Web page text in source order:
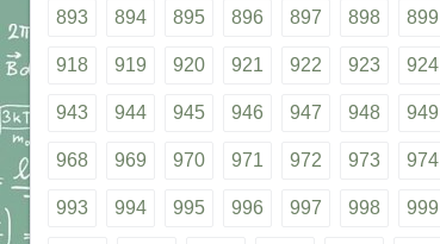
893 894 895 896 897 898 899
918 919 920 921 922 923 924
943 944 945 946 947 948 949
968 969 970 971 972 973 974
993 994 995 996 997 998 999